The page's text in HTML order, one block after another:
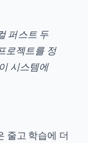
퍼스트 두
로젝트를 정
시스템에
줄고 학습에 더